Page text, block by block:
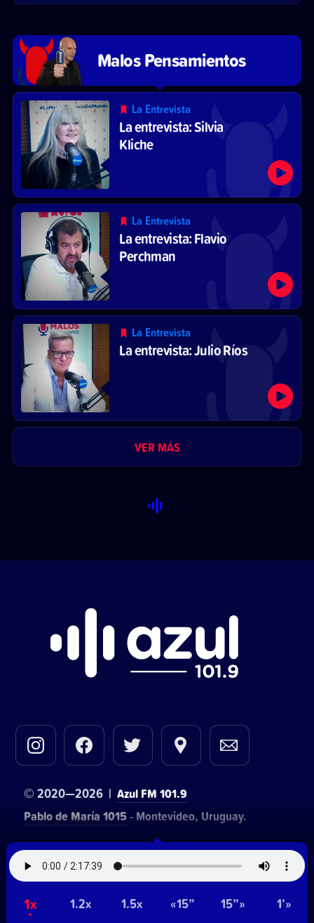
1x 1.2x 1.5x «15” 15”» 1’»
Malos Pensamientos
La Entrevista
La entrevista: Silvia
Kliche
La Entrevista
La entrevista: Flavio
Perchman
La Entrevista
La entrevista: Julio Ríos
VER MÁS
© 2020—2026 | Azul FM 101.9
Pablo de María 1015- Montevideo, Uruguay.
Contacto comercial:Walter Lapachian• Hosting:
NetUy
Privacidad~Términos y condiciones